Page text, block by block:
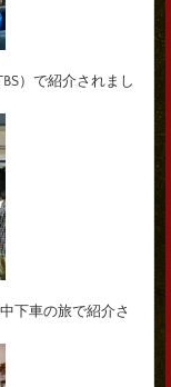
）で紹介されまし
下車の旅で紹介さ